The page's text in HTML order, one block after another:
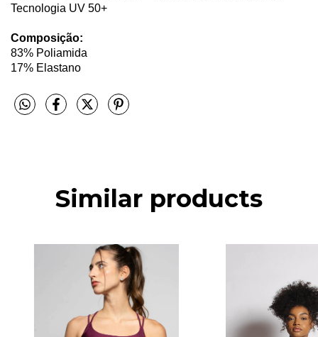
Tecnologia UV 50+
Composição:
83% Poliamida
17% Elastano
Similar products